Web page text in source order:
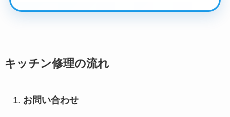
キッチン修理の流れ
お問い合わせ